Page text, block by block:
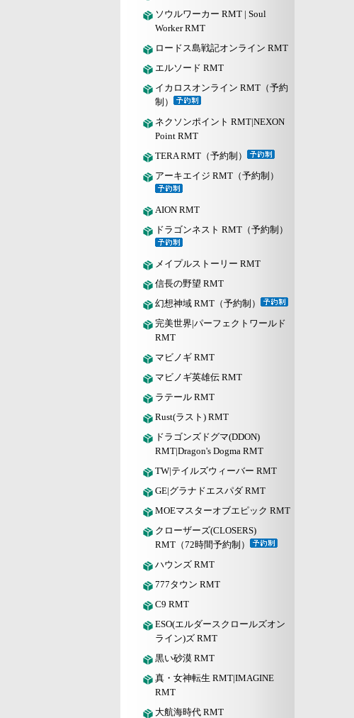
ソウルワーカー RMT | Soul
Worker RMT
ロードス島戦記オンライン RMT
エルソード RMT
イカロスオンライン RMT（予約
制）
ネクソンポイント RMT|NEXON
Point RMT
TERA RMT（予約制）
アーキエイジ RMT（予約制）
AION RMT
ドラゴンネスト RMT（予約制）
メイプルストーリー RMT
信長の野望 RMT
幻想神域 RMT（予約制）
完美世界|パーフェクトワールド
RMT
マビノギ RMT
マビノギ英雄伝 RMT
ラテール RMT
Rust(ラスト) RMT
ドラゴンズドグマ(DDON)
RMT|Dragon's Dogma RMT
TW|テイルズウィーバー RMT
GE|グラナドエスパダ RMT
MOEマスターオブエピック RMT
クローザーズ(CLOSERS)
RMT（72時間予約制）
ハウンズ RMT
777タウン RMT
C9 RMT
ESO(エルダースクロールズオン
ライン)ズ RMT
黒い砂漠 RMT
真・女神転生 RMT|IMAGINE
RMT
大航海時代 RMT